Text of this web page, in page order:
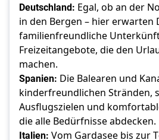
Deutschland: Egal, ob an der
in den Bergen – hier erwarten
familienfreundliche
Freizeitangebote, die den
machen.
Spanien: Die Balearen und
kinderfreundlichen Stränden,
Ausflugszielen und
die alle Bedürfnisse abdecken.
Italien: Vom Gardasee bis zur